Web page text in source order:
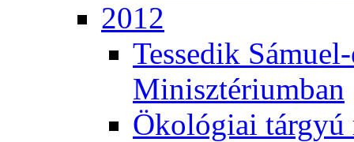
2012
Tessedik
Minisztériumban
Ökológiai tárgyú